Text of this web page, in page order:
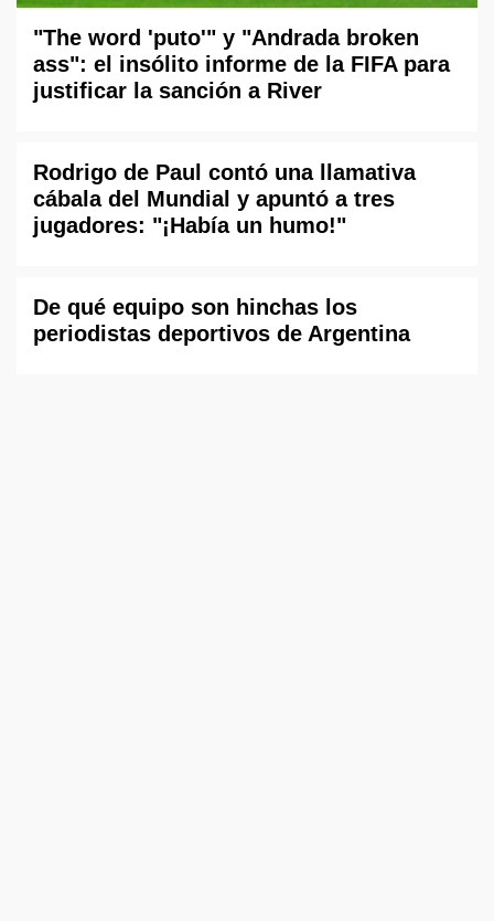
"The word 'puto'" y "Andrada broken
ass": el insólito informe de la FIFA para
justificar la sanción a River
Rodrigo de Paul contó una llamativa
cábala del Mundial y apuntó a tres
jugadores: "¡Había un humo!"
De qué equipo son hinchas los
periodistas deportivos de Argentina